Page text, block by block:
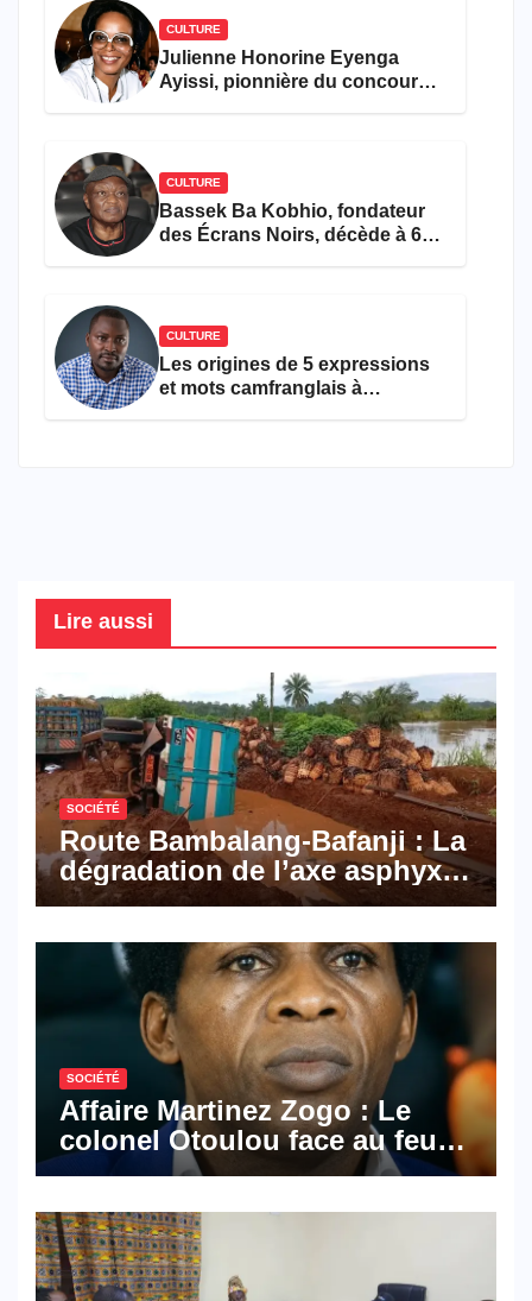
CULTURE
Julienne Honorine Eyenga
Ayissi, pionnière du concours
CULTURE
Bassek Ba Kobhio, fondateur
des Écrans Noirs, décède à 69
CULTURE
Les origines de 5 expressions
et mots camfranglais à
Lire aussi
SOCIÉTÉ
Route Bambalang-Bafanji : La
dégradation de l’axe asphyxie
les activités économiques
SOCIÉTÉ
Affaire Martinez Zogo : Le
colonel Otoulou face au feu
croisé des avocats de la